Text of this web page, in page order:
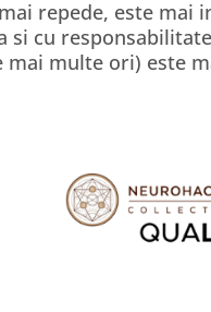
repede, este mai
cu
mai multe ori) este